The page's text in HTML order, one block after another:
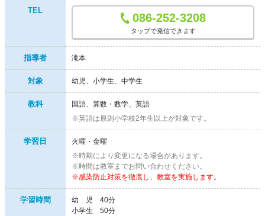
TEL
086-252-3208
タップで発信できます
指導者 滝本
対象 幼児 小学生 中学生
教科
国語、算数・数学、英語
※英語は原則小学校2年生以上が対象です。
学習日
火曜・金曜
※時期により変更になる場合があります。
※時間は教室までお問い合わせください。
※感染防止対策を徹底し、教室を実施します。
学習時間
幼 児 40分
小学生 50分